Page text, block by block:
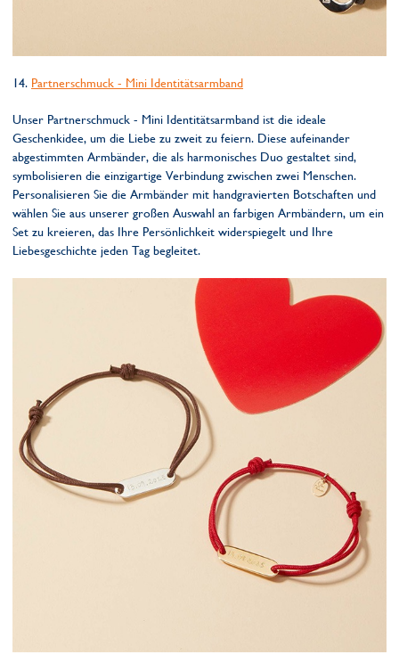
14. Partnerschmuck - Mini Identitätsarmband
Unser Partnerschmuck - Mini Identitätsarmband ist die ideale
Geschenkidee, um die Liebe zu zweit zu feiern. Diese aufeinander
abgestimmten Armbänder, die als harmonisches Duo gestaltet sind,
symbolisieren die einzigartige Verbindung zwischen zwei Menschen.
Personalisieren Sie die Armbänder mit handgravierten Botschaften und
wählen Sie aus unserer großen Auswahl an farbigen Armbändern, um ein
Set zu kreieren, das Ihre Persönlichkeit widerspiegelt und Ihre
Liebesgeschichte jeden Tag begleitet.